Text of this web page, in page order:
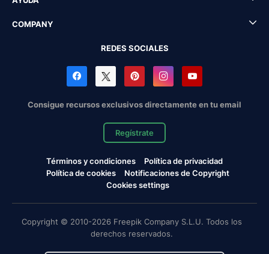
COMPANY
REDES SOCIALES
Consigue recursos exclusivos directamente en tu email
Regístrate
Términos y condiciones
Política de privacidad
Política de cookies
Notificaciones de Copyright
Cookies settings
Copyright © 2010-2026 Freepik Company S.L.U. Todos los
derechos reservados.